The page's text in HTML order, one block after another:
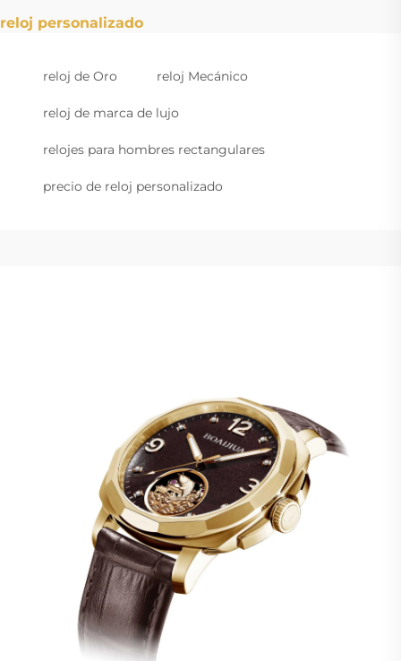
reloj personalizado
reloj de Oro reloj Mecánico
reloj de marca de lujo
relojes para hombres rectangulares
precio de reloj personalizado